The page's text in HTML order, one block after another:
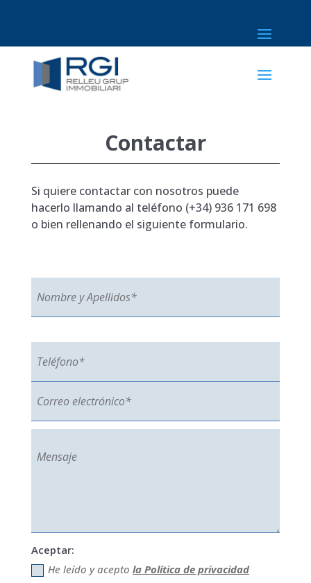
Contactar
Si quiere contactar con nosotros puede
hacerlo llamando al teléfono (+34) 936 171 698
o bien rellenando el siguiente formulario.
Aceptar:
He leído y aceptola Política de privacidad